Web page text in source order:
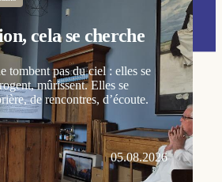
cela se cherche
tombent pas du ciel : elles se
mûrissent. Elles se
de rencontres, d’écoute.
05.08.2026